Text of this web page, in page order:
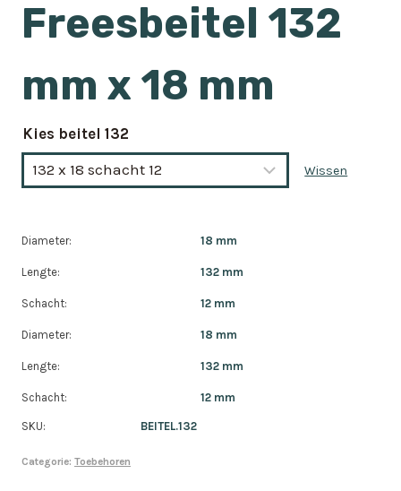
Freesbeitel 132
mm x 18 mm
Kies beitel 132
Wissen
Diameter:
Lengte:
Schacht:
18 mm
132 mm
12 mm
Diameter: 18 mm
Lengte: 132 mm
Schacht: 12 mm
SKU: BEITEL.132
Categorie: Toebehoren